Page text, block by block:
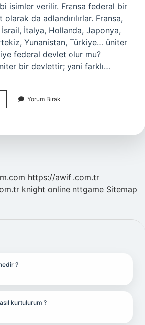
isimler verilir. Fransa federal bir
da adlandırılırlar. Fransa,
İtalya, Hollanda, Japonya,
Yunanistan, Türkiye… üniter
federal devlet olur mu?
bir devlettir; yani farklı…
Yorum Bırak
https://awifi.com.tr
knight online nttgame Sitemap
?
kurtulurum ?